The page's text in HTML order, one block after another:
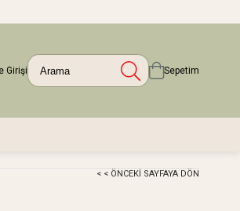
Girişi Sepetim
< < ÖNCEKI SAYFAYA DÖN